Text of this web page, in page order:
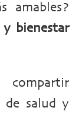
amables?
y bienestar
de salud y